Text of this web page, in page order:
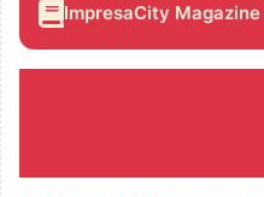
ImpresaCity Magazine